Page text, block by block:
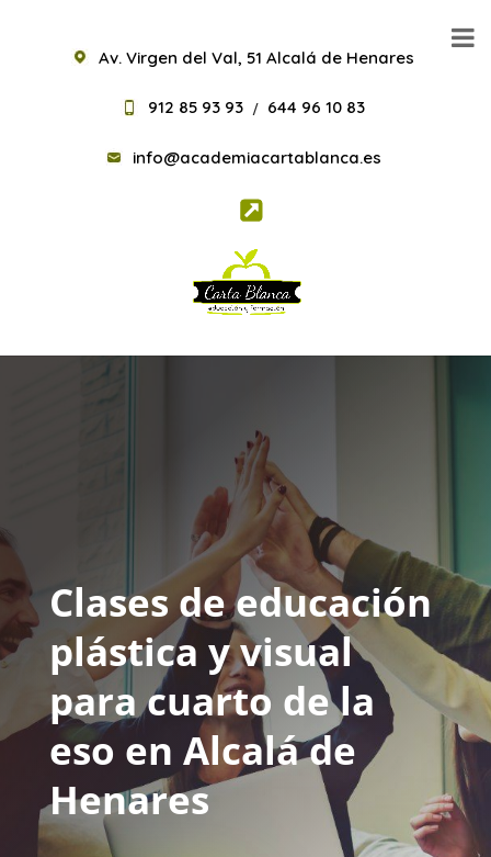
Av. Virgen del Val, 51 Alcalá de Henares
912 85 93 93 / 644 96 10 83
info@academiacartablanca.es
Clases de educación
plástica y visual
para cuarto de la
eso en Alcalá de
Henares